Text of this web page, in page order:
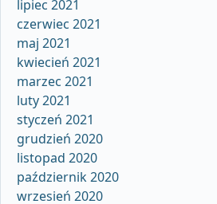
lipiec 2021
czerwiec 2021
maj 2021
kwiecień 2021
marzec 2021
luty 2021
styczeń 2021
grudzień 2020
listopad 2020
październik 2020
wrzesień 2020